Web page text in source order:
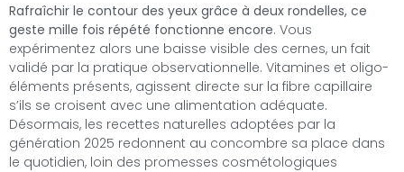
Rafraîchir le contour des yeux grâce à deux rondelles, ce
geste mille fois répété fonctionne encore. Vous
expérimentez alors une baisse visible des cernes, un fait
validé par la pratique observationnelle. Vitamines et oligo-
éléments présents, agissent directe sur la fibre capillaire
s’ils se croisent avec une alimentation adéquate.
Désormais, les recettes naturelles adoptées par la
génération 2025 redonnent au concombre sa place dans
le quotidien, loin des promesses cosmétologiques